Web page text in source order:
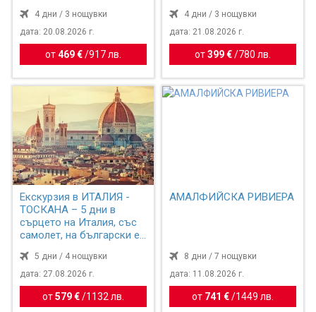
4 дни / 3 нощувки
дата: 20.08.2026 г.
от469 € /917 лв.
4 дни / 3 нощувки
дата: 21.08.2026 г.
от399 €/ 780 лв.
Екскурзия в ИТАЛИЯ -
ТОСКАНА – 5 дни в
сърцето на Италия, със
самолет, на български е...
5 дни / 4 нощувки
дата: 27.08.2026 г.
от579 € / 1132 лв.
АМАЛФИЙСКА РИВИЕРА
8 дни / 7 нощувки
дата: 11.08.2026 г.
от 741 €/ 1449 лв.